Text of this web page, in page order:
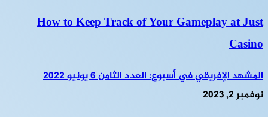
How to Keep Track of Your Gameplay at Just
Casino
المشهد الإفريقي في أسبوع: العدد الثامن 6 يونيو 2022
نوفمبر 2, 2023